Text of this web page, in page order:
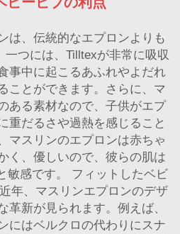
は、伝統的なエプロンよりも
一つには、Tilltexが非常に吸収
事中に起こるあふれやよだれ
ことができます。さらに、マ
ある素材なので、子供がエプ
重だるさや過熱を感じること
マスリンのエプロンは赤ちゃ
く、優しいので、彼らの肌は
敏感です。 フィットしたベビ
年、マスリンエプロンのデザ
革新が見られます。例えば、
にはベルクロの代わりにスナ